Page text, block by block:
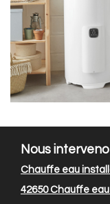
Nous
Chauffe eau
42650Chauffe eau